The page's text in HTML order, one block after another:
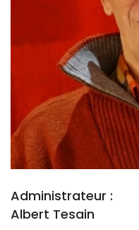
Administrateur :
Albert Tesain